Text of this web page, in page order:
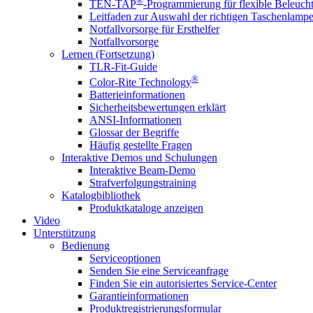
TEN-TAP -Programmierung für flexible
Leitfaden zur Auswahl der richtigen Taschenlampe
Notfallvorsorge für Ersthelfer
Notfallvorsorge
Lernen (Fortsetzung)
TLR-Fit-Guide
Color-Rite Technology®
Batterieinformationen
Sicherheitsbewertungen erklärt
ANSI-Informationen
Glossar der Begriffe
Häufig gestellte Fragen
Interaktive Demos und Schulungen
Interaktive Beam-Demo
Strafverfolgungstraining
Katalogbibliothek
Produktkataloge anzeigen
Video
Unterstützung
Bedienung
Serviceoptionen
Senden Sie eine Serviceanfrage
Finden Sie ein autorisiertes Service-Center
Garantieinformationen
Produktregistrierungsformular